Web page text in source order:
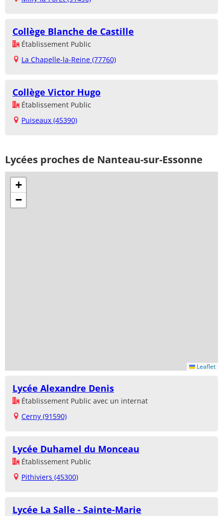
Collège Blanche de Castille
Établissement Public
La Chapelle-la-Reine (77760)
Collège Victor Hugo
Établissement Public
Puiseaux (45390)
Lycées proches de Nanteau-sur-Essonne
+
−
Leaflet
Lycée Alexandre Denis
Établissement Public avec un internat
Cerny (91590)
Lycée Duhamel du Monceau
Établissement Public
Pithiviers (45300)
Lycée La Salle - Sainte-Marie